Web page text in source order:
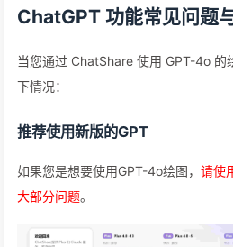
ChatGPT 功能常见问题
当您通过 ChatShare 使用 GPT-4o 的
下情况：
推荐使用新版的GPT
如果您是想要使用GPT-4o绘图， 请使
大部分问题。